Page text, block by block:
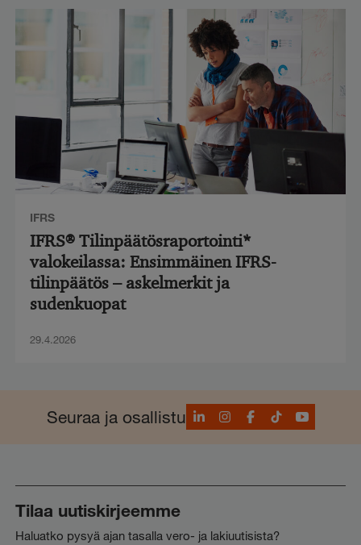
IFRS
IFRS® Tilinpäätösraportointi*
valokeilassa: Ensimmäinen IFRS-
tilinpäätös – askelmerkit ja
sudenkuopat
29.4.2026
Seuraa ja osallistuLinkedInInstagram
Facebook
TikTokYouTube
Tilaa uutiskirjeemme
Haluatko pysyä ajan tasalla vero- ja lakiuutisista?